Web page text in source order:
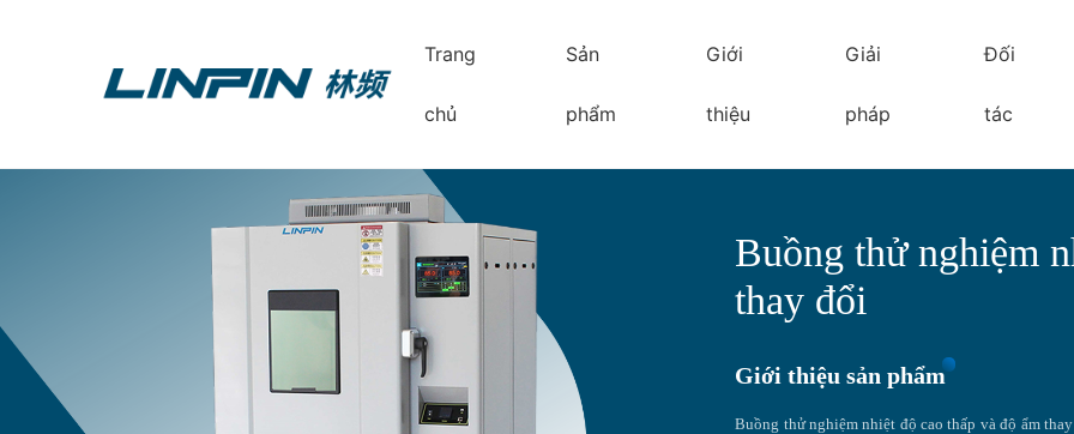
Trang
chủ
Sản
phẩm
Giới
thiệu
Giải
pháp
Đối
tác
Buồng thử nghiệm
thay đổi
Giới thiệu sản phẩm
Buồng thử nghiệm nhiệt độ cao thấp và độ ẩm